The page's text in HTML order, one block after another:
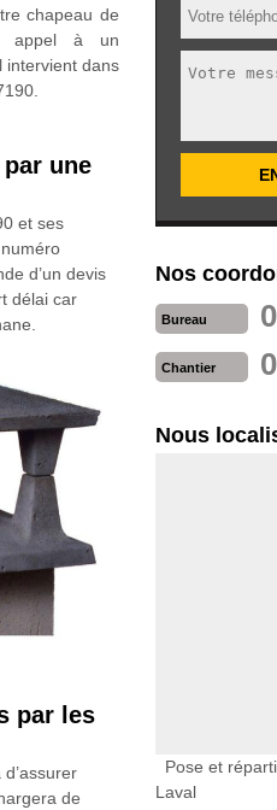
chapeau de
appel à un
intervient dans
une
et ses
d’un devis
délai car
par les
de
Nos
Bureau
Chantier
Nous
Pose et
Laval